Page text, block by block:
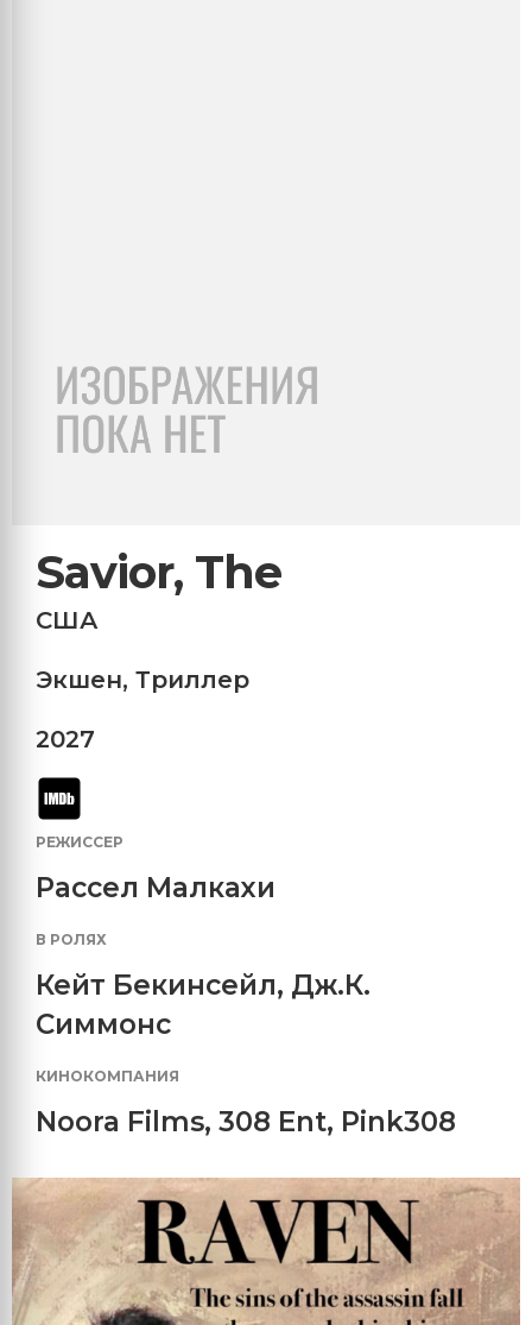
Savior, The
США
Экшен, Триллер
2027
РЕЖИССЕР
Рассел Малкахи
В РОЛЯХ
Кейт Бекинсейл, Дж.К.
Симмонс
КИНОКОМПАНИЯ
Noora Films, 308 Ent, Pink308